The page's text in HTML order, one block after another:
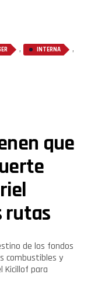
, INTERNA ,
que
rutas
de los fondos
combustibles y
Kicillof para